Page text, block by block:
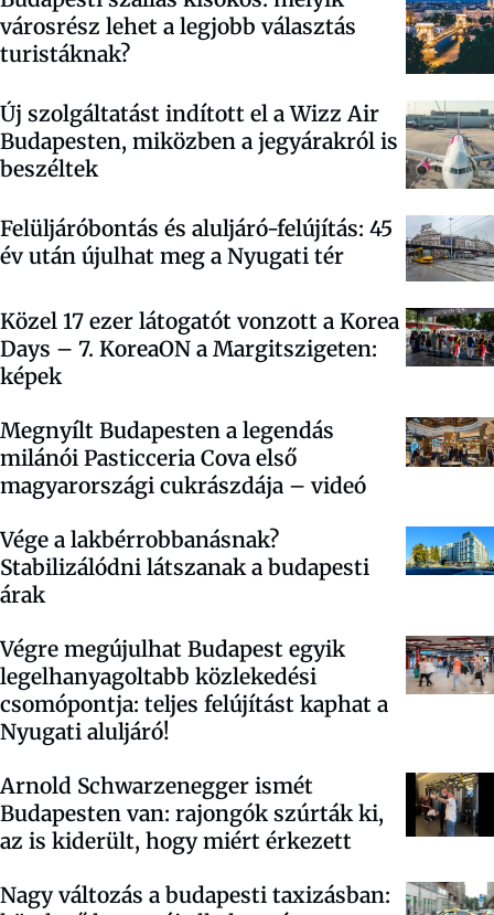
városrész lehet a legjobb választás
turistáknak?
Új szolgáltatást indított el a Wizz Air
Budapesten, miközben a jegyárakról is
beszéltek
Felüljáróbontás és aluljáró-felújítás: 45
év után újulhat meg a Nyugati tér
Közel 17 ezer látogatót vonzott a Korea
Days – 7. KoreaON a Margitszigeten:
képek
Megnyílt Budapesten a legendás
milánói Pasticceria Cova első
magyarországi cukrászdája – videó
Vége a lakbérrobbanásnak?
Stabilizálódni látszanak a budapesti
árak
Végre megújulhat Budapest egyik
legelhanyagoltabb közlekedési
csomópontja: teljes felújítást kaphat a
Nyugati aluljáró!
Arnold Schwarzenegger ismét
Budapesten van: rajongók szúrták ki,
az is kiderült, hogy miért érkezett
Nagy változás a budapesti taxizásban: